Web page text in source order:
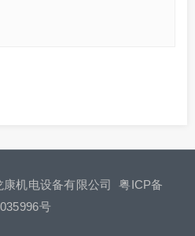
康机电设备有限公司粤ICP备
号